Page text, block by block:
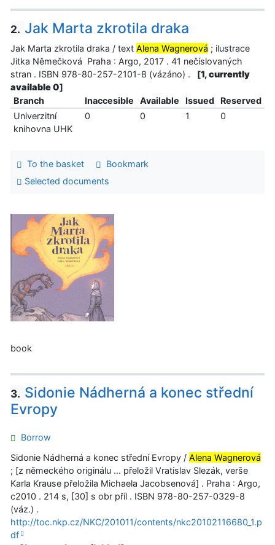
2. Jak Marta zkrotila draka
Jak Marta zkrotila draka / text Alena Wagnerová ; ilustrace
Jitka Němečková Praha : Argo, 2017 . 41 nečíslovaných
stran . ISBN 978-80-257-2101-8 (vázáno) .
[1, currently
available 0]
Branch
Inaccesible Available Issued
Reserved
Univerzitní
knihovna UHK
0 0 1 0
To the basket
Bookmark
Selected documents
book
3. Sidonie Nádherná a konec střední
Evropy
Borrow
Sidonie Nádherná a konec střední Evropy / Alena Wagnerová
; [z německého originálu ... přeložil Vratislav Slezák, verše
Karla Krause přeložila Michaela Jacobsenová] . Praha : Argo,
c2010 . 214 s, [30] s obr příl . ISBN 978-80-257-0329-8
(váz.) .
http://toc.nkp.cz/NKC/201011/contents/nkc20102116680_1.p
df